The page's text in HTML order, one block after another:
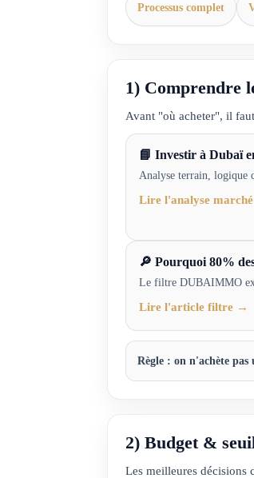
Processus complet
1) Comprendre
Avant "où acheter", il
📘 Investir à Dubaï
Analyse terrain, logique
Lire l'analyse
🔎 Pourquoi 80%
Le filtre DUBAIMMO
Lire l'article filtre →
Règle : on n'achète
2) Budget &
Les meilleures décisions